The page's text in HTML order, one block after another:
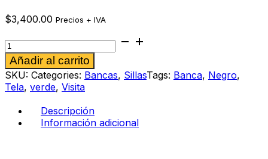
$3,400.00 Precios + IVA
Banca
Ricordo
2p
verde
cantidad
Añadir al carrito
SKU: Categories: Bancas, SillasTags: Banca, Negro,
Tela, verde, Visita
Descripción
Información adicional